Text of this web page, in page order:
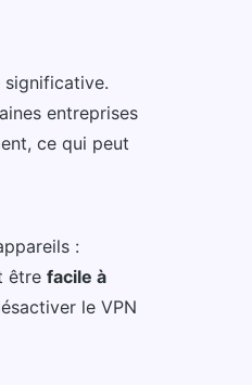
significative.
entreprises
ce qui peut
:
être facile à
le VPN